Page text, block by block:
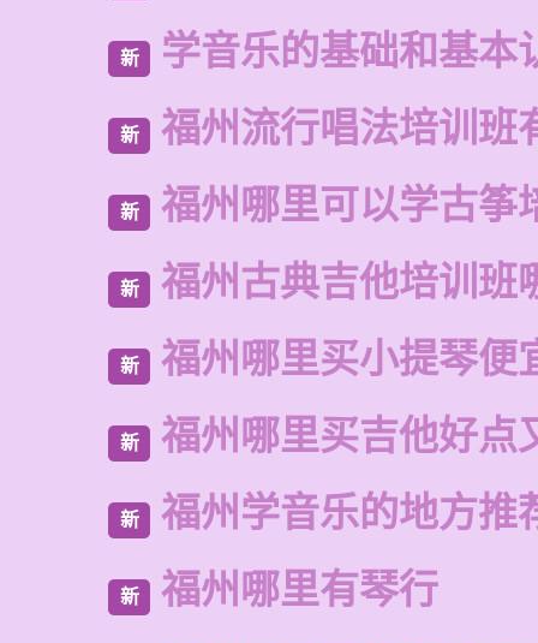
新 学音乐的基础和基本
新 福州流行唱法培训班
新 福州哪里可以学古筝
新 福州古典吉他培训班
新 福州哪里买小提琴便
新 福州哪里买吉他好点
新 福州学音乐的地方推
新 福州哪里有琴行